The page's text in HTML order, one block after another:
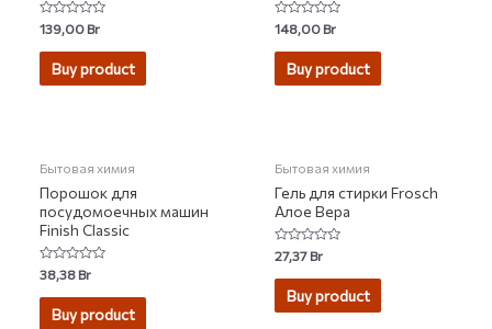
Rated
0
out
139,00Br
Buy product
Rated
0
out
148,00Br
Buy product
Бытовая химия
Порошок для
посудомоечных машин
Finish Classic
Rated
0
out
38,38Br
Buy product
Бытовая химия
Гель для стирки Frosch
Алое Вера
Rated
0
out
27,37Br
Buy product